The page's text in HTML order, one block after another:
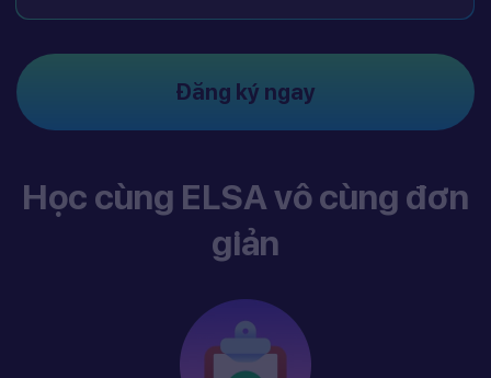
Đăng ký ngay
Học cùng ELSA vô cùng đơn
giản